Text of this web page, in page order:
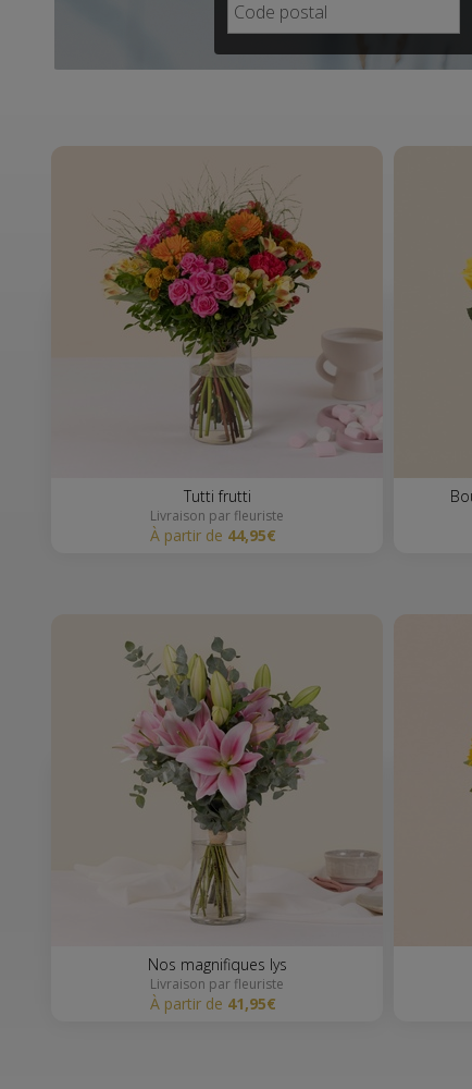
Tutti frutti
Livraison par fleuriste
à partir de 44,95€
Nos magnifiques lys
Livraison par fleuriste
à partir de 41,95€